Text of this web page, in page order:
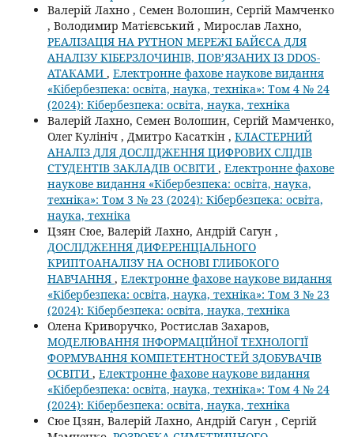
Валерій Лахно , Семен Волошин, Сергій Мамченко
, Володимир Матієвський , Мирослав Лахно,
РЕАЛІЗАЦІЯ НА PYTHON МЕРЕЖІ БАЙЄСА ДЛЯ
АНАЛІЗУ КІБЕРЗЛОЧИНІВ, ПОВ’ЯЗАНИХ ІЗ DDOS-
АТАКАМИ , Електронне фахове наукове видання
«Кібербезпека: освіта, наука, техніка»: Том 4 № 24
(2024): Кібербезпека: освіта, наука, техніка
Валерій Лахно, Семен Волошин, Сергій Мамченко,
Олег Кулініч , Дмитро Касаткін , КЛАСТЕРНИЙ
АНАЛІЗ ДЛЯ ДОСЛІДЖЕННЯ ЦИФРОВИХ СЛІДІВ
СТУДЕНТІВ ЗАКЛАДІВ ОСВІТИ , Електронне фахове
наукове видання «Кібербезпека: освіта, наука,
техніка»: Том 3 № 23 (2024): Кібербезпека: освіта,
наука, техніка
Цзян Сюе, Валерій Лахно, Андрій Сагун ,
ДОСЛІДЖЕННЯ ДИФЕРЕНЦІАЛЬНОГО
КРИПТОАНАЛІЗУ НА ОСНОВІ ГЛИБОКОГО
НАВЧАННЯ , Електронне фахове наукове видання
«Кібербезпека: освіта, наука, техніка»: Том 3 № 23
(2024): Кібербезпека: освіта, наука, техніка
Олена Криворучко, Ростислав Захаров,
МОДЕЛЮВАННЯ ІНФОРМАЦІЙНОЇ ТЕХНОЛОГІЇ
ФОРМУВАННЯ КОМПЕТЕНТНОСТЕЙ ЗДОБУВАЧІВ
ОСВІТИ , Електронне фахове наукове видання
«Кібербезпека: освіта, наука, техніка»: Том 4 № 24
(2024): Кібербезпека: освіта, наука, техніка
Сюе Цзян, Валерій Лахно, Андрій Сагун , Сергій